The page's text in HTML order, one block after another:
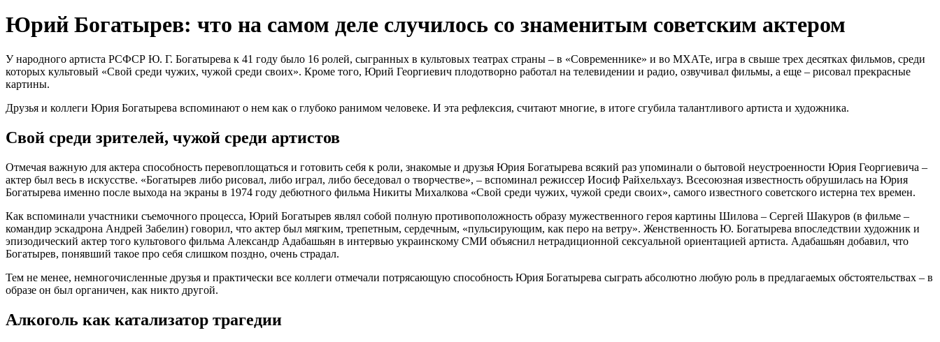
Юрий Богатырев: что на самом деле случилось со знаменитым советским актером
У народного артиста РСФСР Ю. Г. Богатырева к 41 году было 16 ролей, сыгранных в культовых театрах страны – в «Современнике» и во МХАТе, игра в свыше трех десятках фильмов, среди
которых культовый «Свой среди чужих, чужой среди своих». Кроме того, Юрий Георгиевич плодотворно работал на телевидении и радио, озвучивал фильмы, а еще – рисовал прекрасные
картины.
Друзья и коллеги Юрия Богатырева вспоминают о нем как о глубоко ранимом человеке. И эта рефлексия, считают многие, в итоге сгубила талантливого артиста и художника.
Свой среди зрителей, чужой среди артистов
Отмечая важную для актера способность перевоплощаться и готовить себя к роли, знакомые и друзья Юрия Богатырева всякий раз упоминали о бытовой неустроенности Юрия Георгиевича –
актер был весь в искусстве. «Богатырев либо рисовал, либо играл, либо беседовал о творчестве», – вспоминал режиссер Иосиф Райхельхауз. Всесоюзная известность обрушилась на Юрия
Богатырева именно после выхода на экраны в 1974 году дебютного фильма Никиты Михалкова «Свой среди чужих, чужой среди своих», самого известного советского истерна тех времен.
Как вспоминали участники съемочного процесса, Юрий Богатырев являл собой полную противоположность образу мужественного героя картины Шилова – Сергей Шакуров (в фильме –
командир эскадрона Андрей Забелин) говорил, что актер был мягким, трепетным, сердечным, «пульсирующим, как перо на ветру». Женственность Ю. Богатырева впоследствии художник и
эпизодический актер того культового фильма Александр Адабашьян в интервью украинскому СМИ объяснил нетрадиционной сексуальной ориентацией артиста. Адабашьян добавил, что
Богатырев, понявший такое про себя слишком поздно, очень страдал.
Тем не менее, немногочисленные друзья и практически все коллеги отмечали потрясающую способность Юрия Богатырева сыграть абсолютно любую роль в предлагаемых обстоятельствах – в
образе он был органичен, как никто другой.
Алкоголь как катализатор трагедии